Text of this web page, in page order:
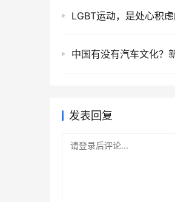
LGBT运动，是处心积
中国有没有汽车文化？
发表回复
请登录后评论...